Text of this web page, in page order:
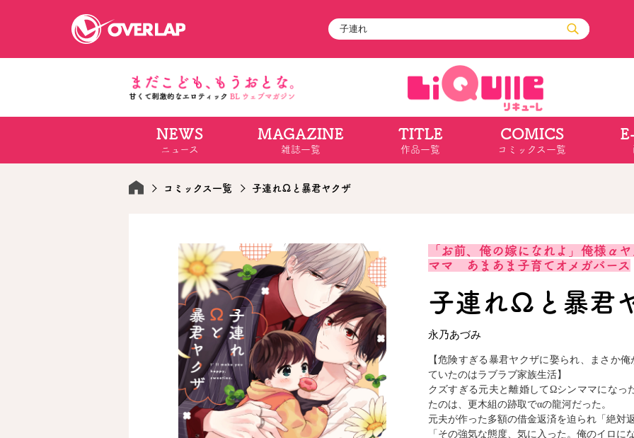
コミッククリエ
ラブパルフェ
ライトノベル
ノベルス
ロサージュノベルス
その他
コミックエッセイ
ポケットモンスター
通販・
OVERLAP
オーバーラップ広
コミッククリエ リキューレ
NEWS
ニュース
MAGAZINE
雑誌一覧
TITLE
作品一覧
COMICS
コミックス一覧
コミックス一覧 子連れΩと暴君ヤクザ
「お前、俺の嫁になれよ」俺様α
ママ あまあま子育てオメガバース
子連れΩと暴君
永乃あづみ
【危険すぎる暴君ヤクザに娶られ、まさか
ていたのはラブラブ家族生活】
クズすぎる元夫と離婚してΩシンママになっ
たのは、更木組の跡取でαの龍河だった。
元夫が作った多額の借金返済を迫られ「絶対
「その強気な態度、気に入った。俺のイロに